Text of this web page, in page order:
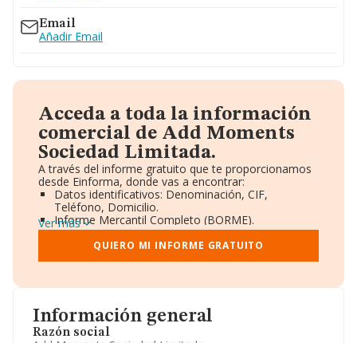
Información general
Razón social
Email
Añadir Email
Acceda a toda la información
comercial de Add Moments
Sociedad Limitada.
A través del informe gratuito que te proporcionamos
desde Einforma, donde vas a encontrar:
Datos identificativos: Denominación, CIF,
Teléfono, Domicilio.
Informe Mercantil Completo (BORME).
Gráficos de Evolución Ventas y Empleados.
Consejo de Administración y Administradores.
Directivos y Ejecutivos.
Información oficial y registral complementaria.
Ver más
QUIERO MI INFORME GRATUITO